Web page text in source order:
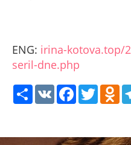
ENG: irina-kotova.top/
seril-dne.php
ShareVK Facebook